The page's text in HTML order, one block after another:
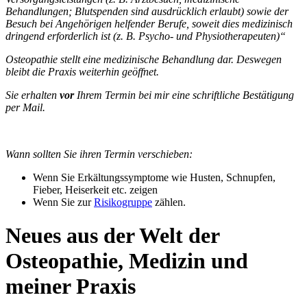
Behandlungen; Blutspenden sind ausdrücklich erlaubt) sowie der
Besuch bei Angehörigen helfender Berufe, soweit dies medizinisch
dringend erforderlich ist (z. B. Psycho- und Physiotherapeuten)“
Osteopathie stellt eine medizinische Behandlung dar. Deswegen
bleibt die Praxis weiterhin geöffnet.
Sie erhalten vorIhrem Termin bei mir eine schriftliche Bestätigung
per Mail.
Wann sollten Sie ihren Termin verschieben:
Wenn Sie Erkältungssymptome wie Husten, Schnupfen,
Fieber, Heiserkeit etc. zeigen
Wenn Sie zurRisikogruppe zählen.
Neues aus der Welt der
Osteopathie, Medizin und
meiner Praxis